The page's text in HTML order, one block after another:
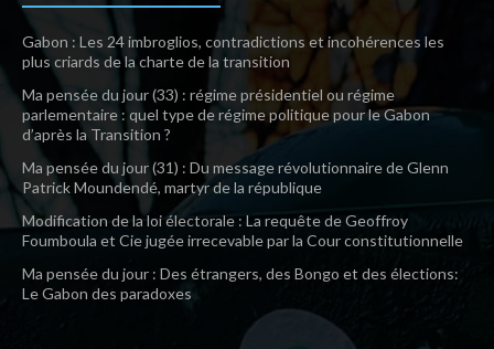
Gabon : Les 24 imbroglios, contradictions et incohérences les
plus criards de la charte de la transition
Ma pensée du jour (33) : régime présidentiel ou régime
parlementaire : quel type de régime politique pour le Gabon
d’après la Transition ?
Ma pensée du jour (31) : Du message révolutionnaire de Glenn
Patrick Moundendé, martyr de la république
Modification de la loi électorale : La requête de Geoffroy
Foumboula et Cie jugée irrecevable par la Cour constitutionnelle
Ma pensée du jour : Des étrangers, des Bongo et des élections:
Le Gabon des paradoxes